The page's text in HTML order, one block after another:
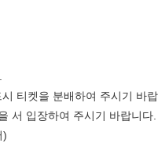
티켓을 분배하여 주시기 바
서 입장하여 주시기 바랍니다.
)